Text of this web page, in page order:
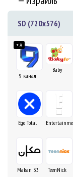
SD (720x576)
+ A
9 канал
Baby
Ego Total
Makan 33 TeenNick